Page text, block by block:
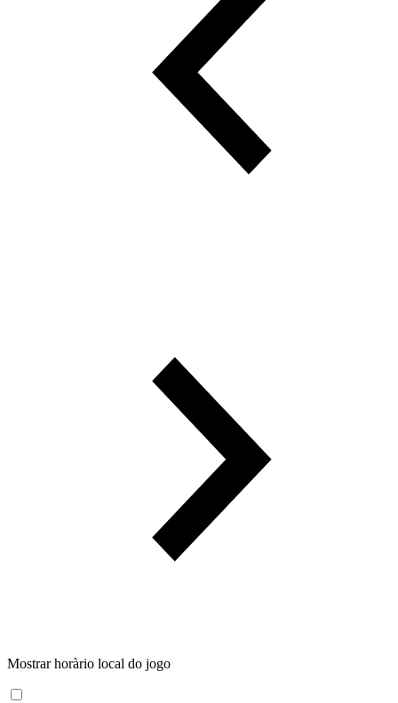
Mostrar horàrio local do jogo